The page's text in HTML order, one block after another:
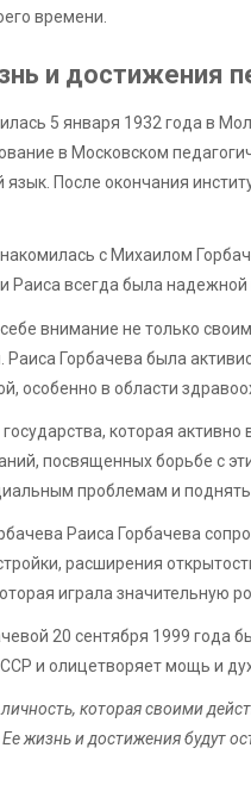
времени.
и достижения
5 января 1932 года в
в Московском
После окончания
с Михаилом
Раиса всегда была
внимание не только
Горбачева была
особенно в области
которая
посвященных борьбе с
проблемам и
Раиса Горбачева
расширения
играла значительную
20 сентября 1999 года
и олицетворяет мощь и
которая своими
жизнь и достижения будут